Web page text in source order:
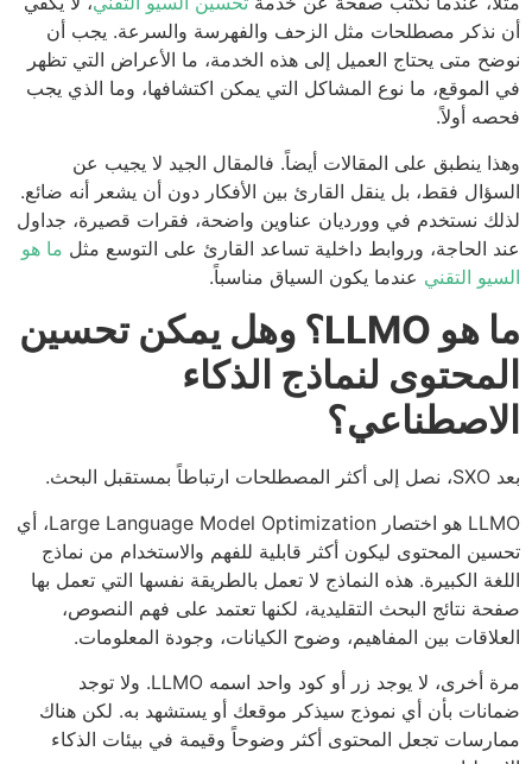
نذكر مصطلحات مثل الزحف والفهرسة والسرعة. يجب أن
متى يحتاج العميل إلى هذه الخدمة، ما الأعراض التي تظهر
ما نوع المشاكل التي يمكن اكتشافها، وما الذي يجب
أولاً.
ينطبق على المقالات أيضاً. فالمقال الجيد لا يجيب عن
فقط، بل ينقل القارئ بين الأفكار دون أن يشعر أنه ضائع.
نستخدم في وورديان عناوين واضحة، فقرات قصيرة، جداول
الحاجة، وروابط داخلية تساعد القارئ على التوسع مثل ما هو
التقنيعندما يكون السياق مناسباً.
ما هو LLMO؟ وهل يمكن تحسين
لنماذج الذكاء
LLMO هو اختصار Large Language Model Optimization، أي
المحتوى ليكون أكثر قابلية للفهم والاستخدام من نماذج
الكبيرة. هذه النماذج لا تعمل بالطريقة نفسها التي تعمل بها
نتائج البحث التقليدية، لكنها تعتمد على فهم النصوص،
بين المفاهيم، وضوح الكيانات، وجودة المعلومات.
مرة أخرى، لا يوجد زر أو كود واحد اسمه LLMO. ولا توجد
بأن أي نموذج سيذكر موقعك أو يستشهد به. لكن هناك
تجعل المحتوى أكثر وضوحاً وقيمة في بيئات الذكاء